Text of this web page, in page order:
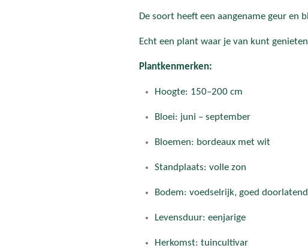
De soort heeft een aangename geur en
Echt een plant waar je van kunt
Plantkenmerken:
Hoogte: 150–200 cm
Bloei: juni – september
Bloemen: bordeaux met wit
Standplaats: volle zon
Bodem: voedselrijk, goed doorlatend
Levensduur: eenjarige
Herkomst: tuincultivar